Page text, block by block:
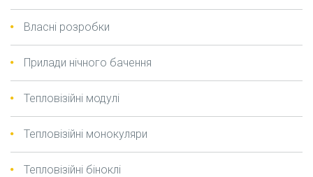
Власні розробки
Прилади нічного бачення
Тепловізійні модулі
Тепловізійні монокуляри
Тепловізійні біноклі